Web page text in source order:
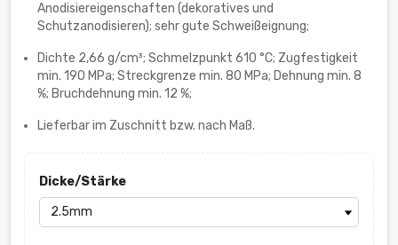
Anodisiereigenschaften (dekoratives und
Schutzanodisieren); sehr gute Schweißeignung;
Dichte 2,66 g/cm³; Schmelzpunkt 610 °C; Zugfestigkeit
min. 190 MPa; Streckgrenze min. 80 MPa; Dehnung min. 8
%; Bruchdehnung min. 12 %;
Lieferbar im Zuschnitt bzw. nach Maß.
Dicke/Stärke